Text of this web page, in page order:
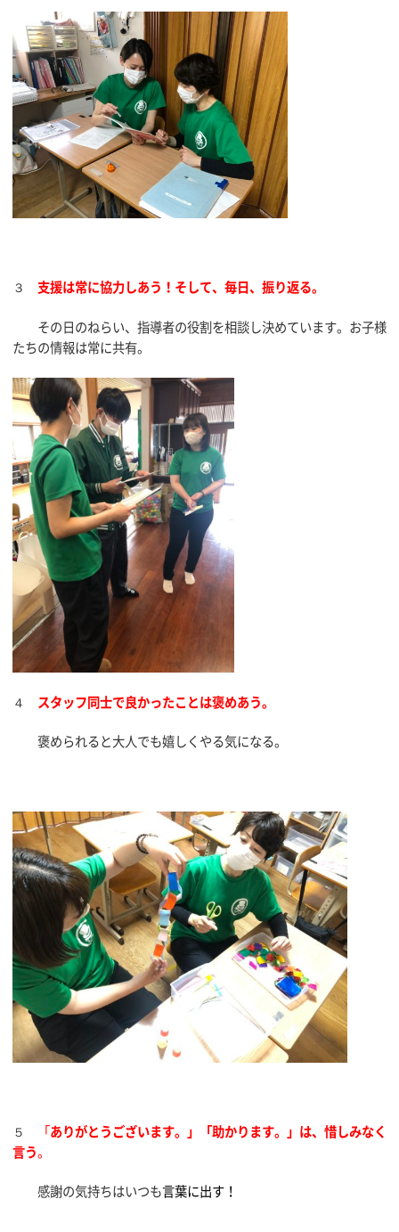
３ 支援は常に協力しあう！そして、毎日、振り返る。
その日のねらい、指導者の役割を相談し決めています。お子様
たちの情報は常に共有。
４ スタッフ同士で良かったことは褒めあう。
褒められると大人でも嬉しくやる気になる。
５ 「ありがとうございます。」「助かります。」は、惜しみなく
言う。
感謝の気持ちはいつも言葉に出す！